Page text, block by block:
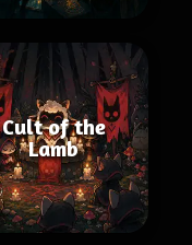
Cult of the
Lamb